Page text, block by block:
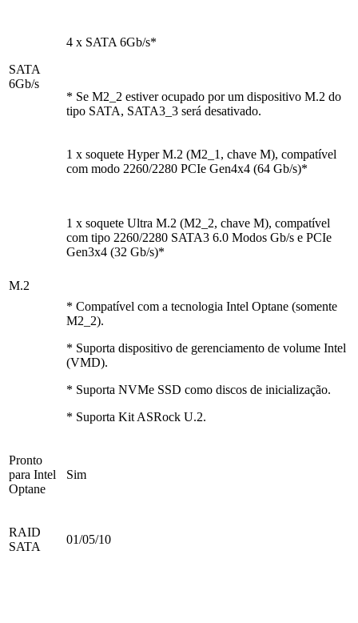
SATA
6Gb/s
4 x SATA 6Gb/s*
* Se M2_2 estiver ocupado por um dispositivo M.2 do
tipo SATA, SATA3_3 será desativado.
M.2
1 x soquete Hyper M.2 (M2_1, chave M), compatível
com modo 2260/2280 PCIe Gen4x4 (64 Gb/s)*
1 x soquete Ultra M.2 (M2_2, chave M), compatível
com tipo 2260/2280 SATA3 6.0 Modos Gb/s e PCIe
Gen3x4 (32 Gb/s)*
* Compatível com a tecnologia Intel Optane (somente
M2_2).
* Suporta dispositivo de gerenciamento de volume Intel
(VMD).
* Suporta NVMe SSD como discos de inicialização.
* Suporta Kit ASRock U.2.
Pronto
para Intel
Optane
Sim
RAID
SATA
01/05/10